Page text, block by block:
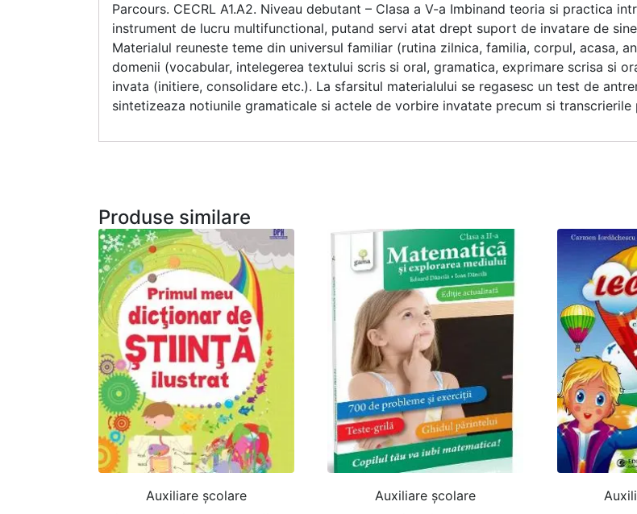
Parcours. CECRL A1.A2. Niveau debutant – Clasa a V-a Imbinand teoria si practica
instrument de lucru multifunctional, putand servi atat drept suport de invatare de
Materialul reuneste teme din universul familiar (rutina zilnica, familia, corpul, acasa,
domenii (vocabular, intelegerea textului scris si oral, gramatica, exprimare scrisa si
invata (initiere, consolidare etc.). La sfarsitul materialului se regasesc un test de
sintetizeaza notiunile gramaticale si actele de vorbire invatate precum si transcrierile
Produse similare
Auxiliare şcolare
Auxiliare şcolare